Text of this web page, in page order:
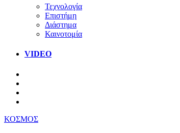
Τεχνολογία
Επιστήμη
Διάστημα
Καινοτομία
VIDEO
ΚΟΣΜΟΣ